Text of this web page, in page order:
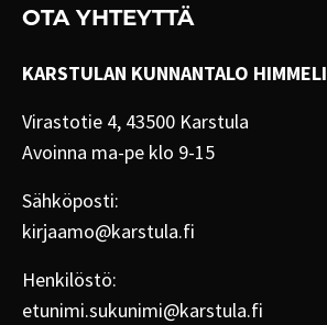
OTA YHTEYTTÄ
KARSTULAN KUNNANTALO HIMMELI
Virastotie 4, 43500 Karstula
Avoinna ma-pe klo 9-15
Sähköposti:
kirjaamo@karstula.fi
Henkilöstö:
etunimi.sukunimi@karstula.fi